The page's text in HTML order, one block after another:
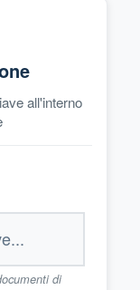
all'interno
di